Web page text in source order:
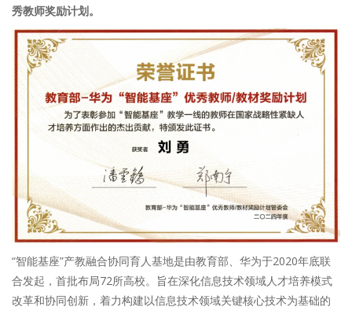
秀教师奖励计划。
“智能基座”产教融合协同育人基地是由教育部、华为于2020年底联
合发起，首批布局72所高校。旨在深化信息技术领域人才培养模式
改革和协同创新，着力构建以信息技术领域关键核心技术为基础的